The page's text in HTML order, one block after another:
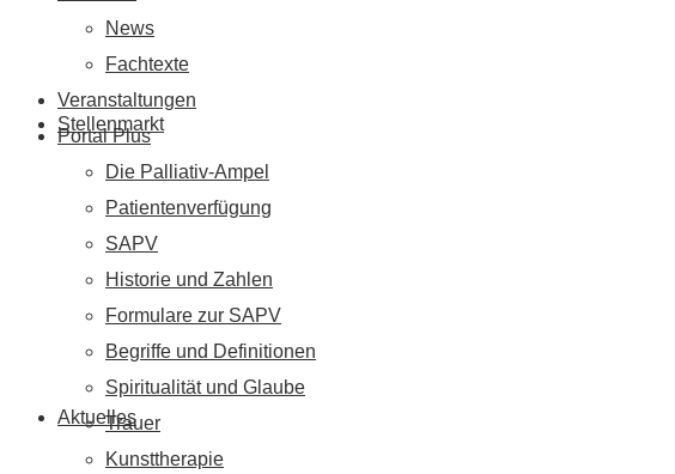
Stellenmarkt
Aktuelles
News
Fachtexte
Veranstaltungen
Portal Plus
Die Palliativ-Ampel
Patientenverfügung
SAPV
Historie und Zahlen
Formulare zur SAPV
Begriffe und Definitionen
Spiritualität und Glaube
Trauer
Kunsttherapie